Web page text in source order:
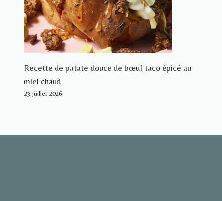
Recette de patate douce de bœuf taco épicé au
miel chaud
23 juillet 2026